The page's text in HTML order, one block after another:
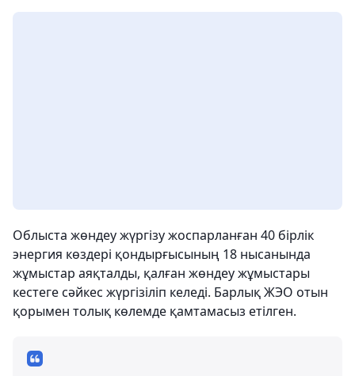
Облыста жөндеу жүргізу жоспарланған 40 бірлік
энергия көздері қондырғысының 18 нысанында
жұмыстар аяқталды, қалған жөндеу жұмыстары
кестеге сәйкес жүргізіліп келеді. Барлық ЖЭО отын
қорымен толық көлемде қамтамасыз етілген.